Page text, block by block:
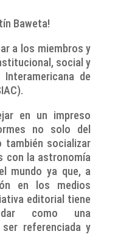
Baweta!
a los miembros y
social y
de
en un impreso
no solo del
también socializar
con la astronomía
mundo ya que, a
en los medios
editorial tiene
como una
referenciada y